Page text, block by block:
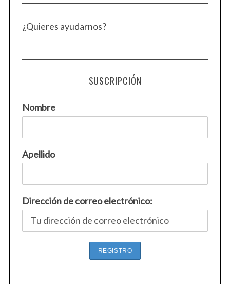
¿Quieres ayudarnos?
SUSCRIPCIÓN
Nombre
Apellido
Dirección de correo electrónico: